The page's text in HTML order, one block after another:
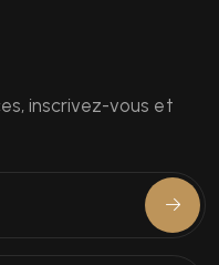
inscrivez-vous et